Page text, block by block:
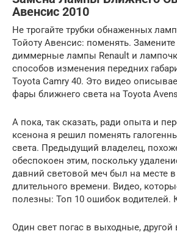
Авенсис 2010
Не трогайте трубки обнаженных
Тойоту Авенсис: поменять.
диммерные лампы Renault и
способов изменения передних
Toyota Camry 40. Это видео
фары ближнего света на Toyota
А пока, так сказать, ради опыта и
ксенона я решил поменять
света. Предыдущий владелец,
обеспокоен этим, поскольку
давний световой меч был на месте в
длительного времени. Видео,
полезны: Топ 10 ошибок водителей.
Один свет погас в выходные, другой